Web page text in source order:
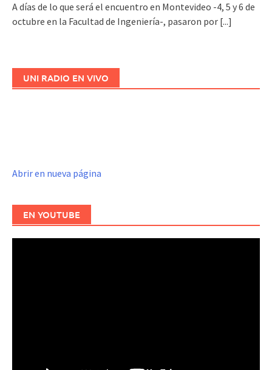
A días de lo que será el encuentro en Montevideo -4, 5 y 6 de
octubre en la Facultad de Ingeniería-, pasaron por [...]
UNI RADIO EN VIVO
Abrir en nueva página
EN YOUTUBE